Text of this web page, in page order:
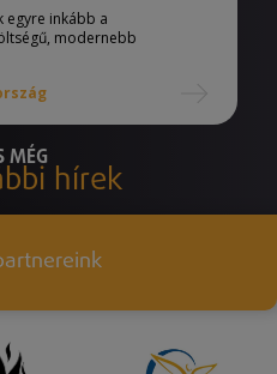
egyre inkább a
modernebb
MÉG
hírek